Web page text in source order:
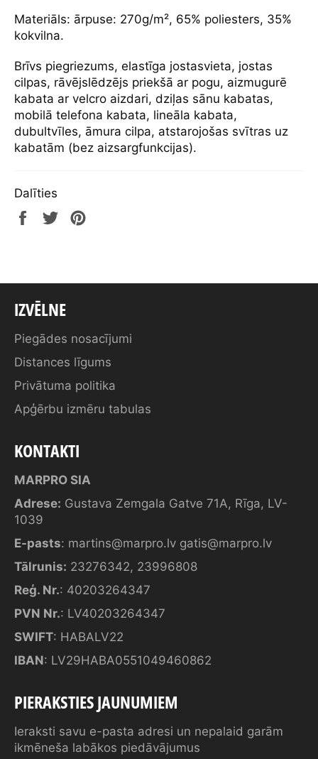
Materiāls: ārpuse: 270g/m², 65% poliesters, 35%
kokvilna.
Brīvs piegriezums, elastīga jostasvieta, jostas
cilpas, rāvējslēdzējs priekšā ar pogu, aizmugurē
kabata ar velcro aizdari, dziļas sānu kabatas,
mobilā telefona kabata, lineāla kabata,
dubultvīles, āmura cilpa, atstarojošas svītras uz
kabatām (bez aizsargfunkcijas).
Dalīties
Share Tweet
IZVĒLNE
Piegādes nosacījumi
Distances līgums
Privātuma politika
Apģērbu izmēru tabulas
KONTAKTI
MARPRO SIA
Adrese: Gustava Zemgala Gatve 71A, Rīga, LV-
1039
E-pasts: martins@marpro.lv gatis@marpro.lv
Tālrunis: 23276342, 23996808
Reģ. Nr.: 40203264347
PVN Nr.: LV40203264347
SWIFT: HABALV22
IBAN: LV29HABA0551049460862
PIERAKSTIES JAUNUMIEM
Ieraksti savu e-pasta adresi un nepalaid garām
ikmēneša labākos piedāvājumus